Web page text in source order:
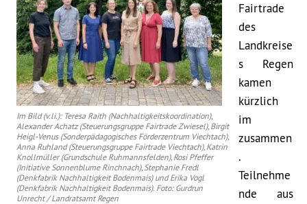
Im Bild (v.li.): Teresa Raith (Nachhaltigkeitskoordination),
Alexander Achatz (Steuerungsgruppe Fairtrade Zwiesel), Birgit
Heigl-Venus (Sonderpädagogisches Förderzentrum Viechtach),
Anna Ruhland (Steuerungsgruppe Fairtrade Viechtach), Katrin
Knollmüller (Grundschule Ruhmannsfelden), Rosi Pfeffer
(Initiative Sonnenblume Rinchnach), Stephanie Fredl
(Denkfabrik Nachhaltigkeit Bodenmais) und Erika Vogl
(Denkfabrik Nachhaltigkeit Bodenmais). Foto: Gurdrun
Unrecht / Landratsamt Regen
Fairtrade
des
Landkreise
s Regen
kamen
kürzlich
im
zusammen
.
Teilnehme
nde aus